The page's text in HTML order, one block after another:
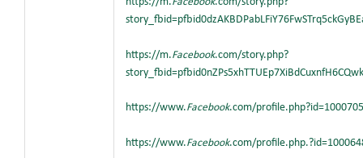
https://m.Facebook.com/story.php?
https://www.Facebook.com/
https://www.Facebook.com/